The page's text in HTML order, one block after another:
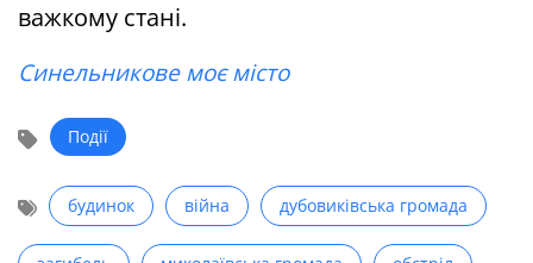
важкому стані.
Синельникове моє місто
Події
будинок війна дубовиківська громада